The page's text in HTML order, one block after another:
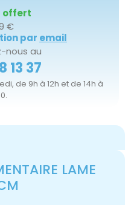
offert
€
par email
nous au
13 37
de 9h à 12h et de 14h à
LAME